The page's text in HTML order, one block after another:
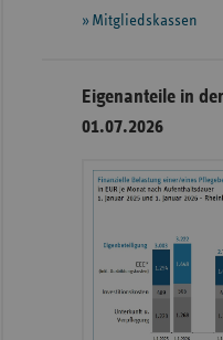
Mitgliedskassen
Eigenanteile in
01.07.2026